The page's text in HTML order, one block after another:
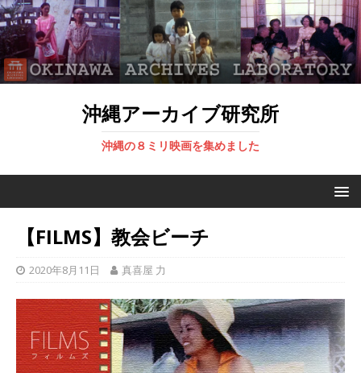
沖縄アーカイブ研究所
沖縄の８ミリ映画を集めました
【FILMS】教会ビーチ
2020年8月11日 真喜屋 力